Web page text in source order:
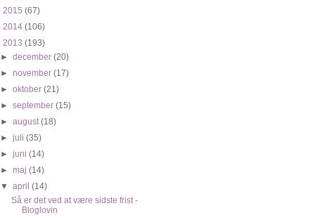
2015 (67)
2014 (106)
2013 (193)
►december(20)
►november(17)
►oktober(21)
►september(15)
►august(18)
►juli(35)
►juni(14)
►maj(14)
▼april(14)
Så er det ved at være sidste frist -
Bloglovin